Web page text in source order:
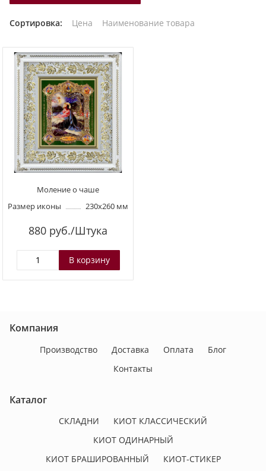
у
Сортировка: Цена Наименование товара
Моление о чаше
Размер иконы
230х260 мм
880 руб./Штука
Компания
Производство Доставка Оплата
Блог
Контакты
Каталог
СКЛАДНИ
КИОТ КЛАССИЧЕСКИЙ
КИОТ ОДИНАРНЫЙ
КИОТ БРАШИРОВАННЫЙ
КИОТ-СТИКЕР